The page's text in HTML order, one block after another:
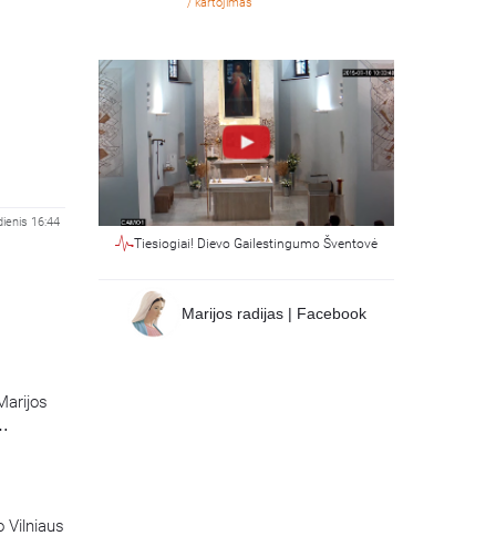
16:44
Vilniaus
Tiesiogiai! Dievo Gailestingumo Šventovė
Marijos radijas | Facebook